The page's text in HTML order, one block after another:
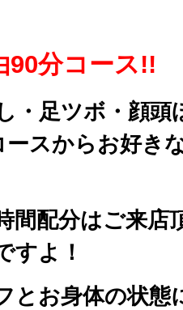
分コース!!
足ツボ・顔頭
スからお好き
配分はご来店
すよ！
お身体の状態